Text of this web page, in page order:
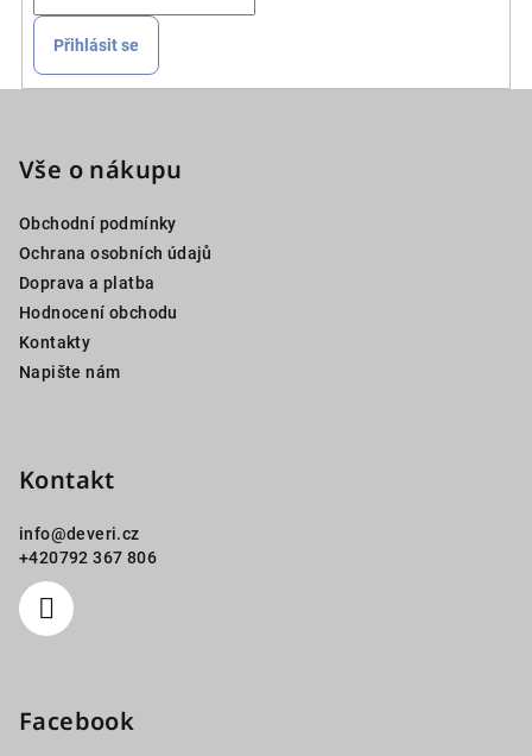
Přihlásit se
Vše o nákupu
Obchodní podmínky
Ochrana osobních údajů
Doprava a platba
Hodnocení obchodu
Kontakty
Napište nám
Kontakt
info@deveri.cz
+420792 367 806
Facebook